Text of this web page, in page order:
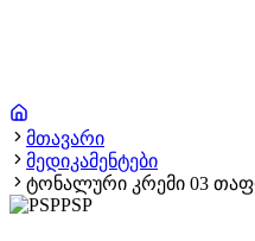
მთავარი
მედიკამენტები
ტონალური კრემი 03
PSP